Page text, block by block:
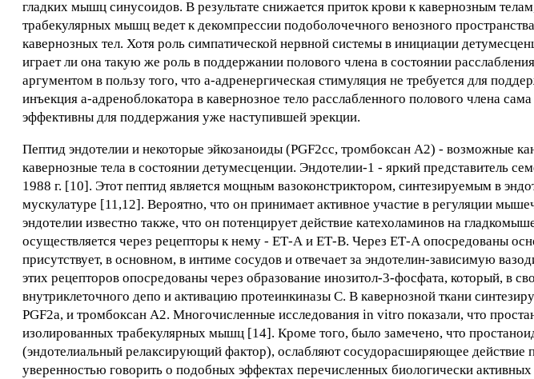
гладких мышц синусоидов. В результате снижается приток крови к кавернозным
трабекулярных мышц ведет к декомпрессии подоболочечного венозного
кавернозных тел. Хотя роль симпатической нервной системы в инициации
играет ли она такую же роль в поддержании полового члена в состоянии
аргументом в пользу того, что а-адренергическая стимуляция не требуется для
инъекция a-адреноблокатора в кавернозное тело расслабленного полового члена
эффективны для поддержания уже наступившей эрекции.
Пептид эндотелии и некоторые эйкозаноиды (PGF2cc, тромбоксан А2) - возможные
кавернозные тела в состоянии детумесценции. Эндотелии-1 - яркий представитель
1988 г. [10]. Этот пептид является мощным вазоконстриктором, синтезируемым в
мускулатуре [11,12]. Вероятно, что он принимает активное участие в регуляции
эндотелии известно также, что он потенцирует действие катехоламинов на
осуществляется через рецепторы к нему - ЕТ-А и ЕТ-В. Через ЕТ-А опосредованы
присутствует, в основном, в интиме сосудов и отвечает за эндотелин-зависимую
этих рецепторов опосредованы через образование инозитол-3-фосфата, который, в
внутриклеточного депо и активацию протеинкиназы С. В кавернозной ткани
PGF2a, и тромбоксан А2. Многочисленные исследования in vitro показали, что
изолированных трабекулярных мышц [14]. Кроме того, было замечено, что
(эндотелиальный релаксирующий фактор), ослабляют сосудорасширяющее
уверенностью говорить о подобных эффектах перечисленных биологически